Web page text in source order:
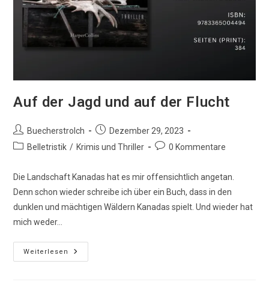
Auf der Jagd und auf der Flucht
Beitrags-
Autor:
Buecherstrolch
Beitrag
veröffentlicht:
Dezember 29, 2023
Beitrags-
Belletristik / Krimis und Thriller
Beitrags-
0 Kommentare
Die Landschaft Kanadas hat es mir offensichtlich angetan.
Denn schon wieder schreibe ich über ein Buch, dass in den
dunklen und mächtigen Wäldern Kanadas spielt. Und wieder hat
mich weder…
Weiterlesen
Auf
Der